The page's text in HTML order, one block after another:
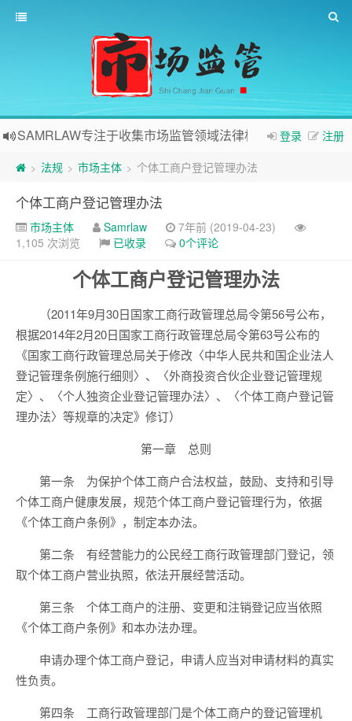
登录 注册
SAMRLAW专注于收集市场监管领域法律相关内容
> 法规 > 市场主体 > 个体工商户登记管理办法
个体工商户登记管理办法
市场主体 Samrlaw
7年前 (2019-04-23)
1,105 次浏览
已收录 0个评论
个体工商户登记管理办法
（2011年9月30日国家工商行政管理总局令第56号公布，
根据2014年2月20日国家工商行政管理总局令第63号公布的
《国家工商行政管理总局关于修改〈中华人民共和国企业法人
登记管理条例施行细则〉、〈外商投资合伙企业登记管理规
定〉、〈个人独资企业登记管理办法〉、〈个体工商户登记管
理办法〉等规章的决定》修订）
第一章 总则
第一条 为保护个体工商户合法权益，鼓励、支持和引导
个体工商户健康发展，规范个体工商户登记管理行为，依据
《个体工商户条例》，制定本办法。
第二条 有经营能力的公民经工商行政管理部门登记，领
取个体工商户营业执照，依法开展经营活动。
第三条 个体工商户的注册、变更和注销登记应当依照
《个体工商户条例》和本办法办理。
申请办理个体工商户登记，申请人应当对申请材料的真实
性负责。
第四条 工商行政管理部门是个体工商户的登记管理机